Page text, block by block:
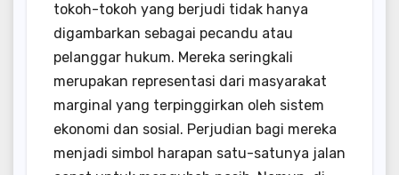
tokoh-tokoh yang berjudi tidak hanya
digambarkan sebagai pecandu atau
pelanggar hukum. Mereka seringkali
merupakan representasi dari masyarakat
marginal yang terpinggirkan oleh sistem
ekonomi dan sosial. Perjudian bagi mereka
menjadi simbol harapan satu-satunya jalan